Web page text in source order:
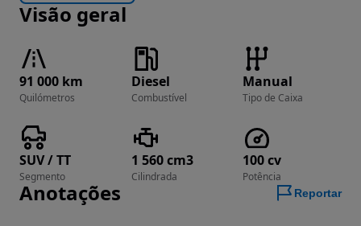
Visão geral
91 000 km
Quilómetros
Diesel
Combustível
Manual
Tipo de Caixa
SUV / TT
Segmento
1 560 cm3
Cilindrada
100 cv
Potência
Anotações Reportar